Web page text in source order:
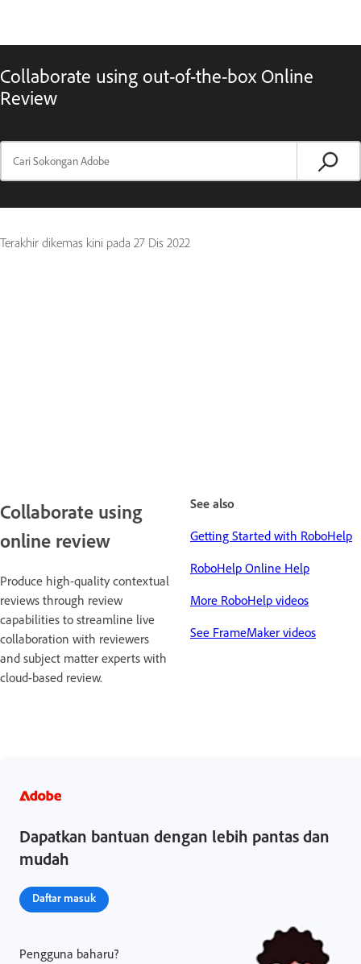
Collaborate using out-of-the-box Online
Review
Terakhir dikemas kini pada 27 Dis 2022
Collaborate using
online review
Produce high-quality contextual
reviews through review
capabilities to streamline live
collaboration with reviewers
and subject matter experts with
cloud-based review.
See also
Getting Started with RoboHelp
RoboHelp Online Help
More RoboHelp videos
See FrameMaker videos
Dapatkan bantuan dengan lebih pantas dan
mudah
Daftar masuk
Pengguna baharu?